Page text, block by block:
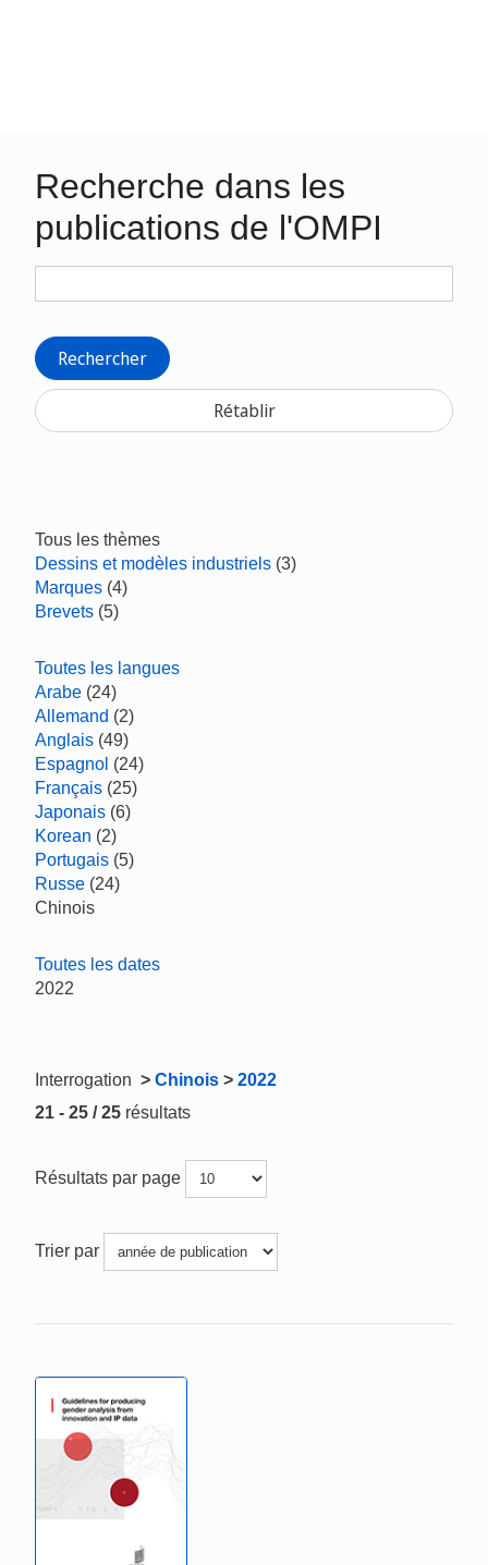
Recherche dans les
publications de l'OMPI
Rechercher
Rétablir
Tous les thèmes
Dessins et modèles industriels (3)
Marques (4)
Brevets (5)
Toutes les langues
Arabe (24)
Allemand (2)
Anglais (49)
Espagnol (24)
Français (25)
Japonais (6)
Korean (2)
Portugais (5)
Russe (24)
Chinois
Toutes les dates
2022
Interrogation > Chinois > 2022
21 - 25 / 25 résultats
Résultats par page
Trier par